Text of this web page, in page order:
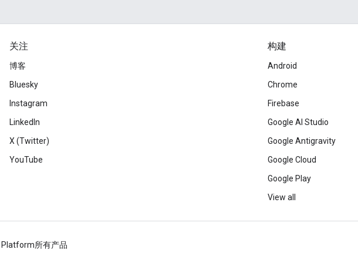
关注
博客
Bluesky
Instagram
LinkedIn
X (Twitter)
YouTube
构建
Android
Chrome
Firebase
Google AI Studio
Google Antigravity
Google Cloud
Google Play
View all
Platform所有产品